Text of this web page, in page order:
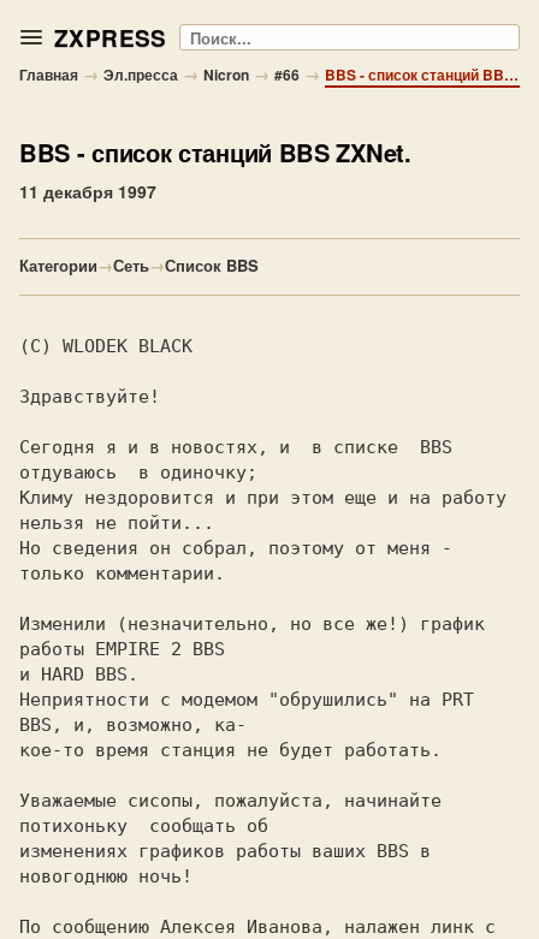
ZXPRESS Поиск
Главная → Эл.пресса → Nicron → #66 → BBS - список станций BBS ZXNet.
BBS - список станций BBS ZXNet.
11 декабря 1997
Категории→Сеть→Список BBS
(C) WLODEK BLACK
Здравствуйте!
Сегодня я и в новостях, и  в списке  BBS
отдуваюсь  в одиночку;
Климу нездоровится и при этом еще и на работу
нельзя не пойти...
Hо сведения он собрал, поэтому от меня -
только комментарии.
Изменили (незначительно, но все же!) график
работы EMPIRE 2 BBS
Hеприятности с модемом "обрушились" на PRT
BBS, и, возможно, ка-
кое-то время станция не будет работать.
Уважаемые сисопы, пожалуйста, начинайте
потихоньку  сообщать об
новогоднюю ночь!
По сообщению Алексея Иванова, налажен линк с